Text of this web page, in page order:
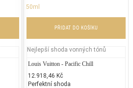
50ml
PŘIDAT DO KOŠÍKU
Nejlepší shoda vonných tónů
Louis Vuitton - Pacific Chill
12.918,46 Kč
Perfektní shoda